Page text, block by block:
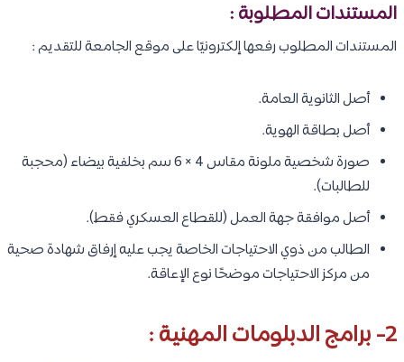
المستندات المطلوبة :
المستندات المطلوب رفعها إلكترونيًا على موقع الجامعة للتقديم :
أصل الثانوية العامة.
أصل بطاقة الهوية.
صورة شخصية ملونة مقاس 4 × 6 سم بخلفية بيضاء (محجبة
للطالبات).
أصل موافقة جهة العمل (للقطاع العسكري فقط).
الطالب من ذوي الاحتياجات الخاصة يجب عليه إرفاق شهادة صحية
من مركز الاحتياجات موضحًا نوع الإعاقة.
2- برامج الدبلومات المهنية :